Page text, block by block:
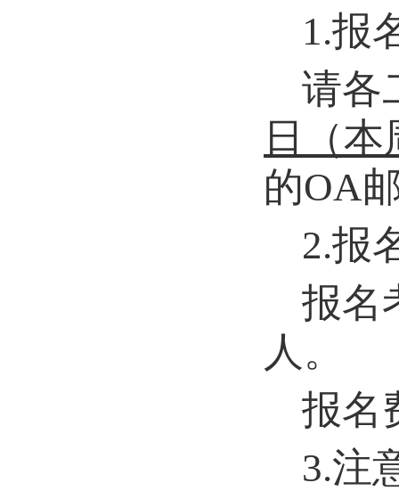
1.报
请各
日（本
的OA
2.报
报名
人。
报名
3.注